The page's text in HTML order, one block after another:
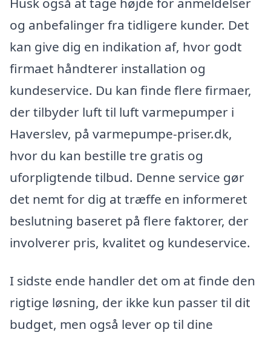
og anbefalinger fra tidligere kunder. Det
kan give dig en indikation af, hvor godt
firmaet håndterer installation og
kundeservice. Du kan finde flere firmaer,
der tilbyder luft til luft varmepumper i
Haverslev, på varmepumpe-priser.dk,
hvor du kan bestille tre gratis og
uforpligtende tilbud. Denne service gør
det nemt for dig at træffe en informeret
beslutning baseret på flere faktorer, der
involverer pris, kvalitet og kundeservice.
I sidste ende handler det om at finde den
rigtige løsning, der ikke kun passer til dit
budget, men også lever op til dine